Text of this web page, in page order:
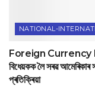
NATIONAL-
Foreign Currency
বিধেয়কক লৈ সৰৱ আমেৰিকাৰ
প্ৰতিক্ৰিয়া